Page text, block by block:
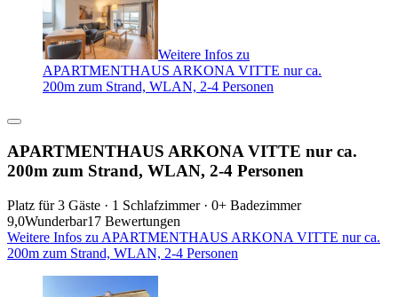
Weitere Infos zu
APARTMENTHAUS ARKONA VITTE nur ca.
200m zum Strand, WLAN, 2-4 Personen
APARTMENTHAUS ARKONA VITTE nur ca.
200m zum Strand, WLAN, 2-4 Personen
Platz für 3 Gäste · 1 Schlafzimmer · 0+ Badezimmer
9,0Wunderbar17 Bewertungen
Weitere Infos zu APARTMENTHAUS ARKONA VITTE nur ca.
200m zum Strand, WLAN, 2-4 Personen